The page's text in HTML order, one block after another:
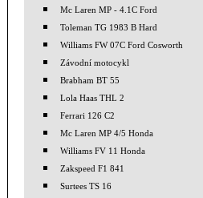
Mc Laren MP - 4.1C Ford
Toleman TG 1983 B Hard
Williams FW 07C Ford Cosworth
Závodní motocykl
Brabham BT 55
Lola Haas THL 2
Ferrari 126 C2
Mc Laren MP 4/5 Honda
Williams FV 11 Honda
Zakspeed F1 841
Surtees TS 16